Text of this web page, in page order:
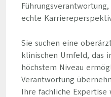
echte
Sie suchen eine
klinischen Umfeld, das
höchstem Niveau
Verantwortung
Ihre fachliche Expertise